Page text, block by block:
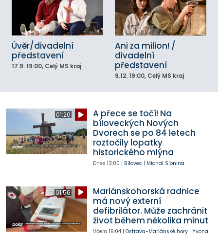
Úvěr/divadelní
představení
17.9. 19:00, Celý MS kraj
Ani za milion! /
divadelní
představení
9.12. 19:00, Celý MS kraj
01:20
A přece se točí! Na
bíloveckých Nových
Dvorech se po 84 letech
roztočily lopatky
historického mlýna
Dnes 13:00 | Bílovec| Michal Slonina
01:56
Mariánskohorská radnice
má nový externí
defibrilátor. Může zachránit
život během několika minut
Včera 19:04| Ostrava-Mariánské hory| Yvona